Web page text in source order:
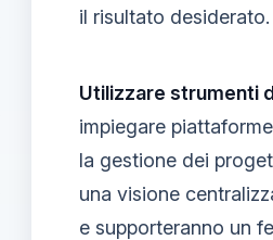
il risultato desiderato.
Utilizzare strumenti
impiegare
la gestione dei
una visione
e supporteranno un